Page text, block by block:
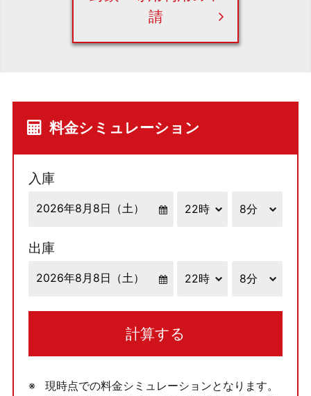
請
料金シミュレーション
入庫
出庫
計算する
現時点での料金シミュレーションとなります。